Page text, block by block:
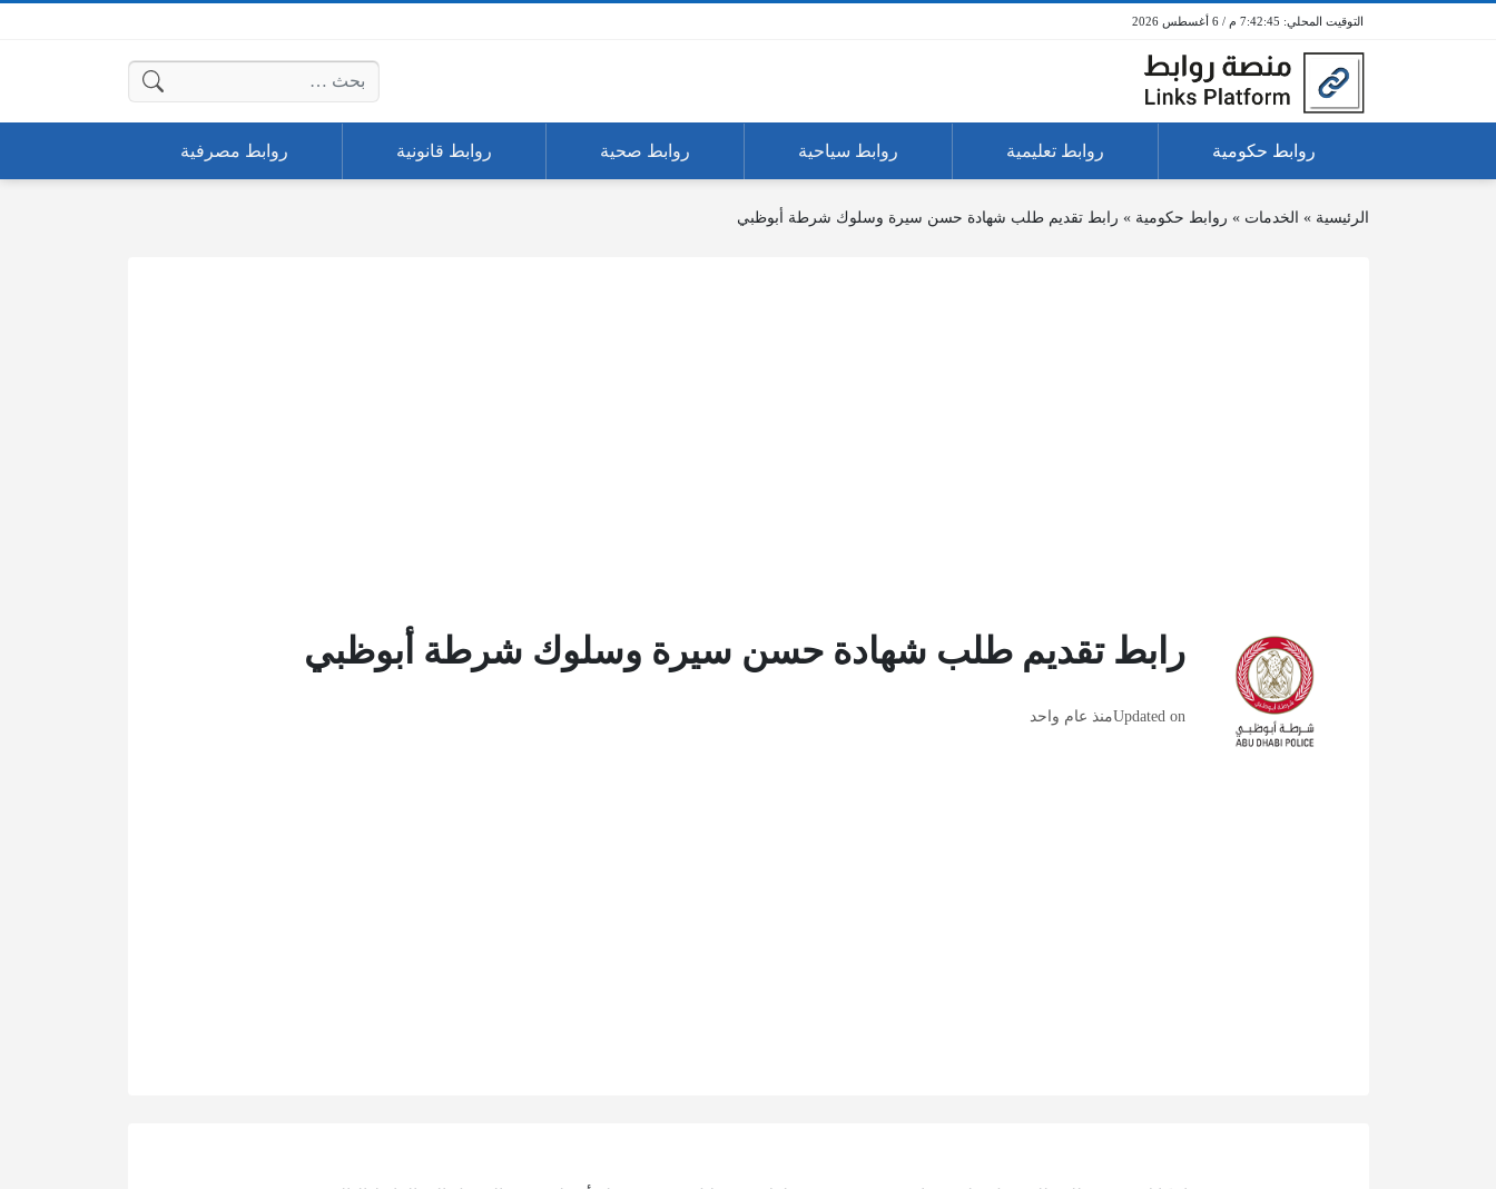
7:42:46 م / 6 أغسطس 2026
البحث عن:
روابط حكومية روابط تعليمية روابط سياحية روابط صحية روابط قانونية روابط مصرفية
الرئيسية » الخدمات » روابط حكومية » رابط تقديم طلب شهادة حسن سيرة وسلوك شرطة أبوظبي
رابط تقديم طلب شهادة حسن سيرة وسلوك شرطة أبوظبي
Updated onمنذ عام واحد